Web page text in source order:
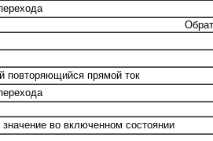
повторяющийся прямой ток
во включенном состоянии